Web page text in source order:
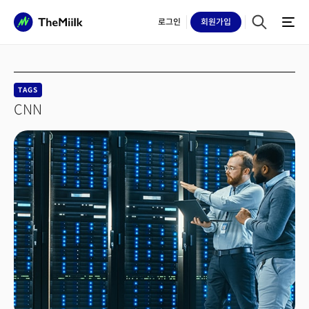
로그인 회원가입
TAGS
CNN